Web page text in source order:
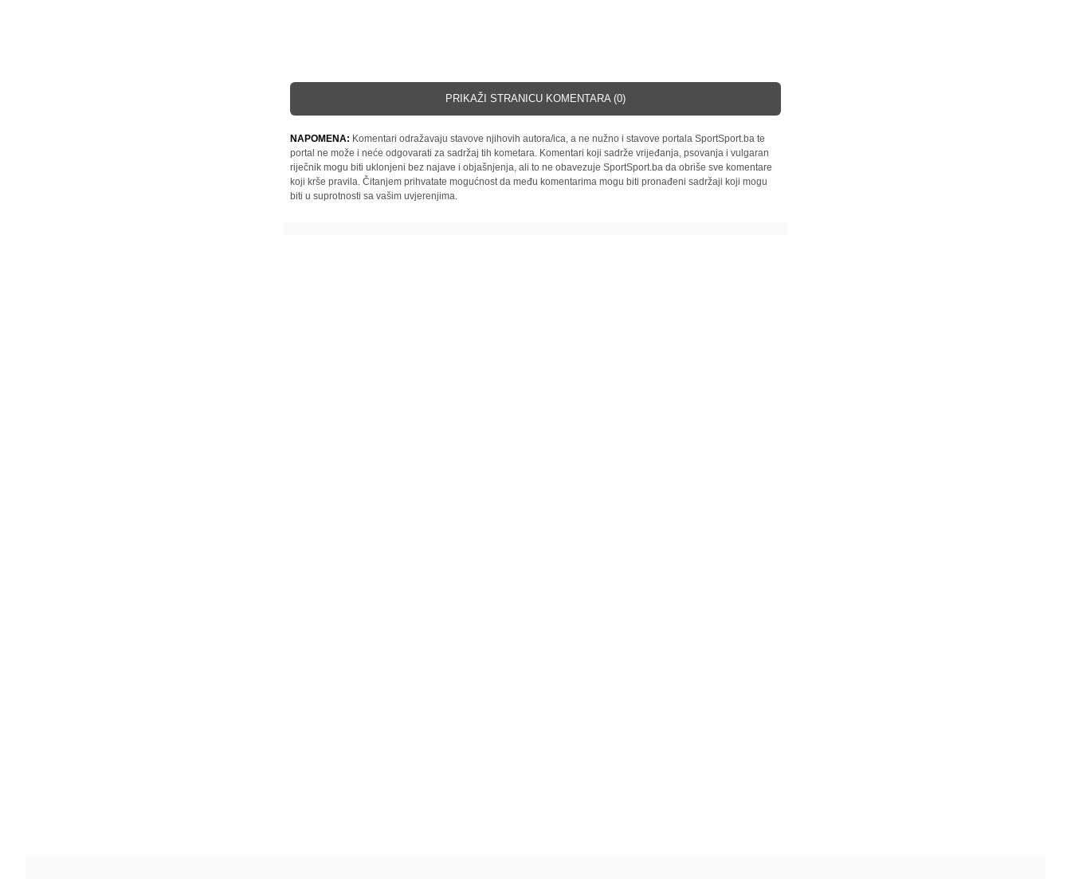
PRIKAŽI STRANICU KOMENTARA (0)
NAPOMENA: Komentari odražavaju stavove njihovih autora/ica, a ne nužno i stavove portala SportSport.ba te
portal ne može i neće odgovarati za sadržaj tih kometara. Komentari koji sadrže vrijeđanja, psovanja i vulgaran
riječnik mogu biti uklonjeni bez najave i objašnjenja, ali to ne obavezuje SportSport.ba da obriše sve komentare
koji krše pravila. Čitanjem prihvatate mogućnost da među komentarima mogu biti pronađeni sadržaji koji mogu
biti u suprotnosti sa vašim uvjerenjima.